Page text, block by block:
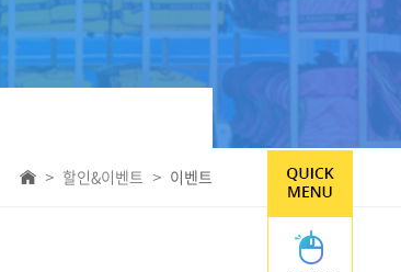
할인&이벤트 이벤트